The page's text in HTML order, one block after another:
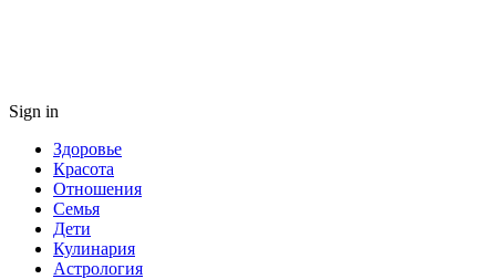
Sign in
Здоровье
Красота
Отношения
Семья
Дети
Кулинария
Астрология